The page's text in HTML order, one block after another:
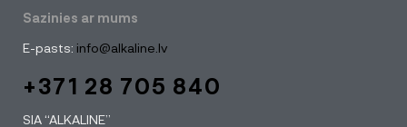
Sazinies ar mums
E-pasts: info@alkaline.lv
+371 28 705 840
SIA “ALKALINE”